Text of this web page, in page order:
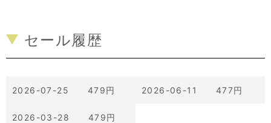
セール履歴
2026-07-25 479円 2026-06-11 477円
2026-03-28 479円